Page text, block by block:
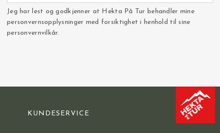
Jeg har lest og godkjenner at Hekta På Tur behandler mine
personvernsopplysninger med forsiktighet i henhold til sine
personvernvilkår.
KUNDESERVICE